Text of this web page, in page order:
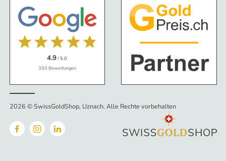
4.9/ 5.0
350 Bewertungen
2026 © SwissGoldShop, Uznach. Alle Rechte vorbehalten